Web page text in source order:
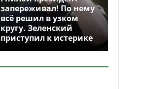
запереживал! По нему
всё решил в узком
кругу. Зеленский
приступил к истерике